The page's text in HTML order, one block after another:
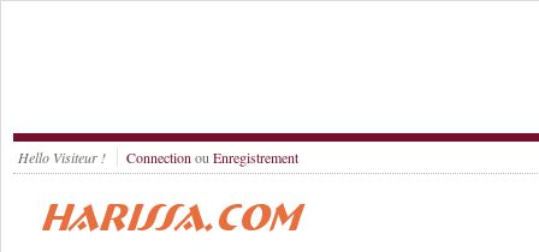
Hello Visiteur ! Connection ou Enregistrement